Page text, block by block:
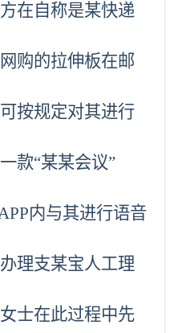
在自称是某快递
购的拉伸板在邮
按规定对其进行
款“某某会议”
内与其进行语音
理支某宝人工理
士在此过程中先